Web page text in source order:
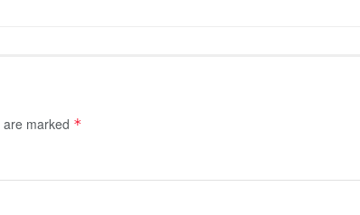
marked *